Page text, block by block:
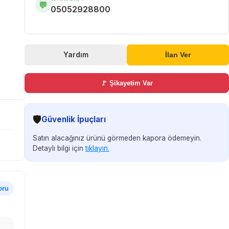
💬 05052928800
Yardım İlan Ver
🚩 Şikayetim Var
🛡️Güvenlik İpuçları
Satın alacağınız ürünü görmeden kapora ödemeyin.
Detaylı bilgi içintıklayın.